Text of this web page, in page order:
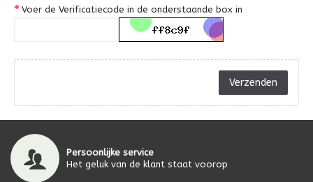
Voer de Verificatiecode in de onderstaande box in
Persoonlijke service
Het geluk van de klant staat voorop